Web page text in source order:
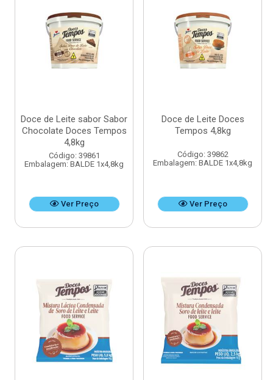
Doce de Leite sabor Sabor
Chocolate Doces Tempos
4,8kg
Código: 39861
Embalagem: BALDE 1x4,8kg
Ver Preço
Doce de Leite Doces
Tempos 4,8kg
Código: 39862
Embalagem: BALDE 1x4,8kg
Ver Preço